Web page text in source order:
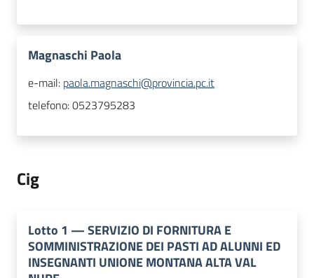
Magnaschi Paola
e-mail: paola.magnaschi@provincia.pc.it
telefono:0523795283
Cig
Lotto 1 —SERVIZIO DI FORNITURA E
SOMMINISTRAZIONE DEI PASTI AD ALUNNI ED
INSEGNANTI UNIONE MONTANA ALTA VAL